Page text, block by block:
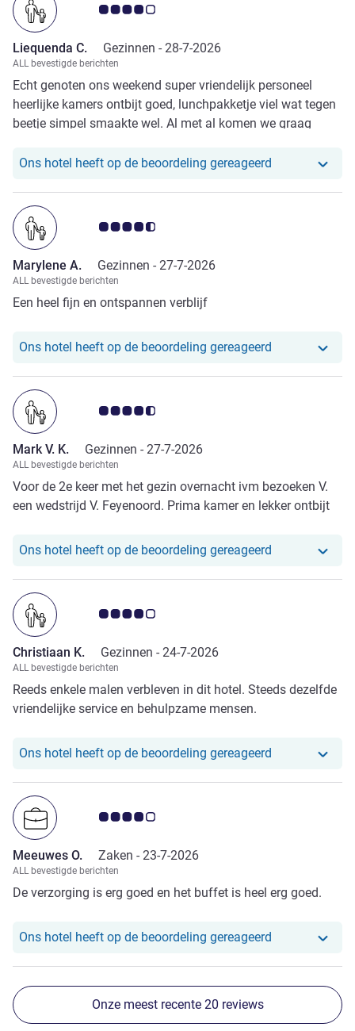
Avis-klantbeoordeling 4.0/5
Liequenda C. Gezinnen - 28-7-2026
ALL bevestigde berichten
Echt genoten ons weekend super vriendelijk personeel
heerlijke kamers ontbijt goed, lunchpakketje viel wat tegen
beetje simpel smaakte wel. Al met al komen we graag
Ons hotel heeft op de beoordeling gereageerd Ons hotel
Avis-klantbeoordeling 4.5/5
Marylene A. Gezinnen - 27-7-2026
ALL bevestigde berichten
Een heel fijn en ontspannen verblijf
Ons hotel heeft op de beoordeling gereageerd Ons hotel
Avis-klantbeoordeling 4.5/5
Mark V. K. Gezinnen - 27-7-2026
ALL bevestigde berichten
Voor de 2e keer met het gezin overnacht ivm bezoeken V.
een wedstrijd V. Feyenoord. Prima kamer en lekker ontbijt
Ons hotel heeft op de beoordeling gereageerd Ons hotel
Avis-klantbeoordeling 4.0/5
Christiaan K. Gezinnen - 24-7-2026
ALL bevestigde berichten
Reeds enkele malen verbleven in dit hotel. Steeds dezelfde
vriendelijke service en behulpzame mensen.
Ons hotel heeft op de beoordeling gereageerd Ons hotel
Avis-klantbeoordeling 4.0/5
Meeuwes O. Zaken - 23-7-2026
ALL bevestigde berichten
De verzorging is erg goed en het buffet is heel erg goed.
Ons hotel heeft op de beoordeling gereageerd Ons hotel
Onze meest recente 20 reviews